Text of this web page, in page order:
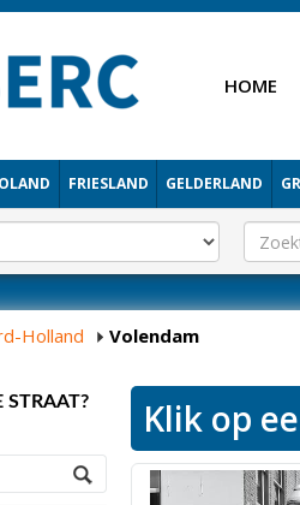
HOME
FRIESLAND GELDERLAND
Holland Volendam
STRAAT?
Klik op